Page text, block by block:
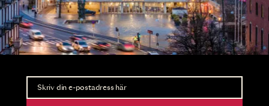
Nyhetsbrev
Ta del av förhandsinformation och biljettsläpp.